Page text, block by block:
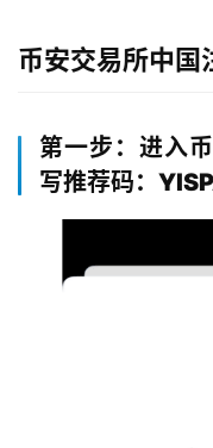
币安交易所中国
第一步：进入
写推荐码：